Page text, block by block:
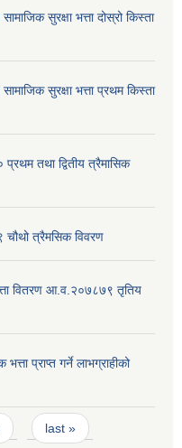
सुरक्षा भत्ता दोस्रो किस्ता
सुरक्षा भत्ता प्रथम किस्ता
तथा द्वितीय त्रैमासिक
चौथो त्रैमसिक विवरण
वितरण आ.व.२०७८७९ तृतिय
प्राप्त गर्ने लाभग्राहीको
last »